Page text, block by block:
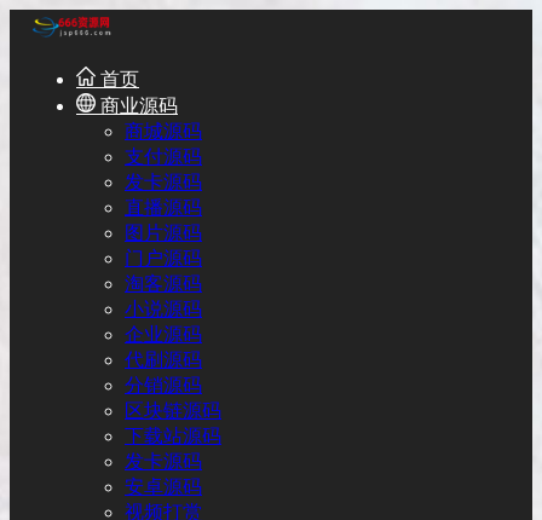
首页
商业源码
商城源码
支付源码
发卡源码
直播源码
图片源码
门户源码
淘客源码
小说源码
企业源码
代刷源码
分销源码
区块链源码
下载站源码
发卡源码
安卓源码
视频打赏